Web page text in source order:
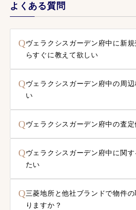
よくある質問
Qヴェラクシスガーデン府中に新
らすぐに教えて欲しい
Qヴェラクシスガーデン府中の周
い
Qヴェラクシスガーデン府中の査
Qヴェラクシスガーデン府中に関
たい
Q三菱地所と他社ブランドで物件
りますか？